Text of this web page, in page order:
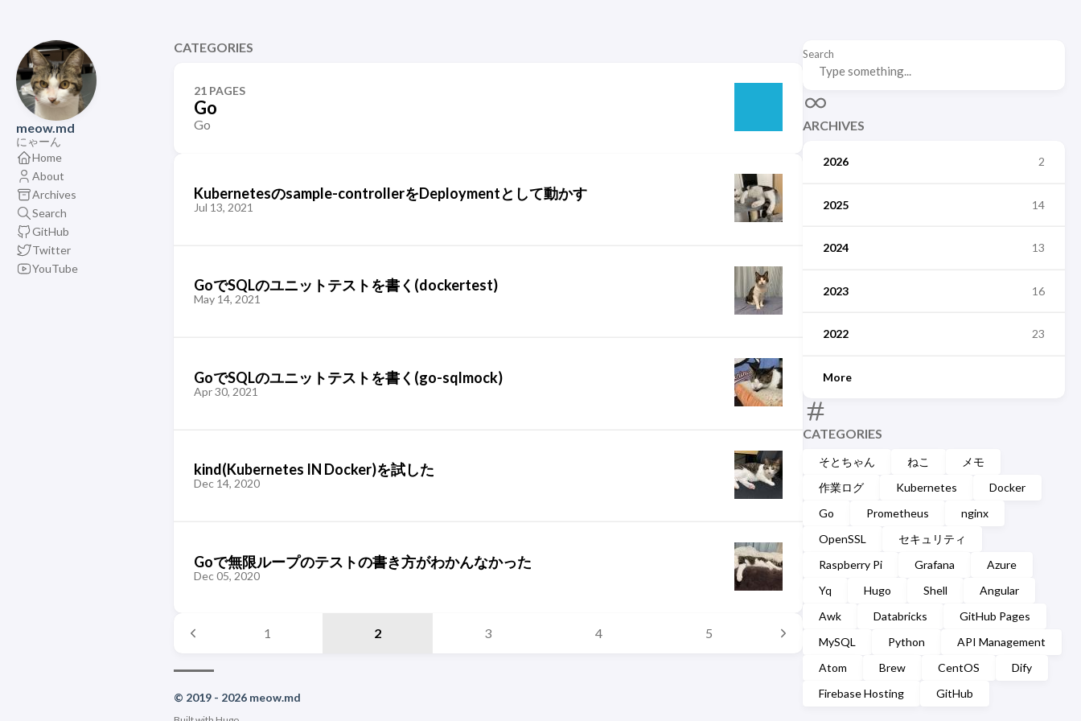
meow.md
にゃーん
Home
About
Archives
Search
GitHub
Twitter
YouTube
Search
ARCHIVES
2026 2
2025 14
2024 13
2023 16
2022 23
More
CATEGORIES
そとちゃん ねこ
メモ
作業ログ
Kubernetes
Docker
Go
Prometheus
nginx
OpenSSL
セキュリティ
Raspberry Pi
Grafana
Azure
Yq
Hugo Shell
Angular
Awk
Databricks
GitHub Pages
MySQL
Python
API Management
Atom
Brew CentOS
Dify
Firebase Hosting
GitHub
CATEGORIES
21 PAGES
Go
Go
Kubernetesのsample-controllerをDeploymentとして動かす
Jul 13, 2021
GoでSQLのユニットテストを書く(dockertest)
May 14, 2021
GoでSQLのユニットテストを書く(go-sqlmock)
Apr 30, 2021
kind(Kubernetes IN Docker)を試した
Dec 14, 2020
Goで無限ループのテストの書き方がわかんなかった
Dec 05, 2020
1 2 3 4 5
© 2019 - 2026 meow.md